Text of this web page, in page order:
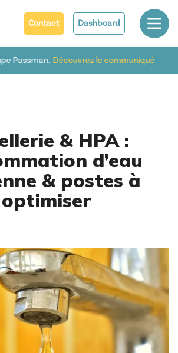
Contact Dashboard
Découvrez le communiqué
& HPA :
d’eau
& postes à
optimiser